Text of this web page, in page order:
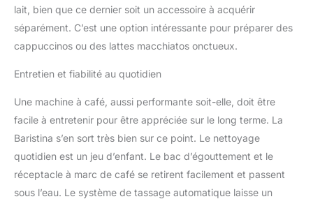
lait, bien que ce dernier soit un accessoire à acquérir
séparément. C’est une option intéressante pour préparer des
cappuccinos ou des lattes macchiatos onctueux.
Entretien et fiabilité au quotidien
Une machine à café, aussi performante soit-elle, doit être
facile à entretenir pour être appréciée sur le long terme. La
Baristina s’en sort très bien sur ce point. Le nettoyage
quotidien est un jeu d’enfant. Le bac d’égouttement et le
réceptacle à marc de café se retirent facilement et passent
sous l’eau. Le système de tassage automatique laisse un